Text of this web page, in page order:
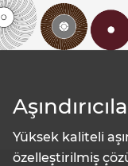
Yüksek kaliteli
özelleştirilmiş